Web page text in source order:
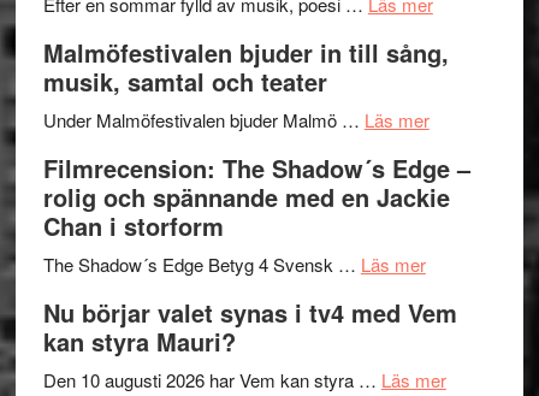
terräng
på
Endre,
Roland
Pöntinen
Artipelag
Malmöfestivalen bjuder in till sång,
musik, samtal och teater
Under Malmöfestivalen bjuder Malmö … Läs merom
bjuder
in
samtal
teater
Filmrecension: The Shadow´s Edge –
rolig och spännande med en Jackie
Chan i storform
The Shadow´s Edge Betyg 4 Svensk … Läs merom
The
´s
Nu börjar valet synas i tv4 med Vem
kan styra Mauri?
Den 10 augusti 2026 har Vem kan styra … Läs merom